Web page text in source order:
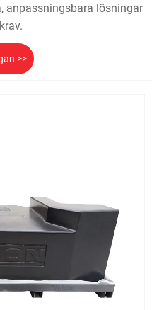
anpassningsbara lösningar
>>